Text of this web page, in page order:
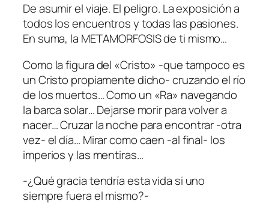
De asumir el viaje. El peligro. La exposición a
todos los encuentros y todas las pasiones.
En suma, la METAMORFOSIS de ti mismo…
Como la figura del «Cristo» -que tampoco es
un Cristo propiamente dicho- cruzando el río
de los muertos… Como un «Ra» navegando
la barca solar… Dejarse morir para volver a
nacer… Cruzar la noche para encontrar -otra
vez- el día… Mirar como caen -al final- los
imperios y las mentiras…
-¿Qué gracia tendría esta vida si uno
siempre fuera el mismo?-